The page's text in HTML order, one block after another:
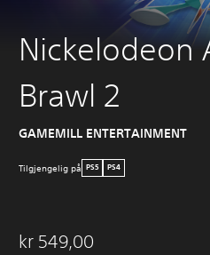
Nickelodeon
Brawl 2
GAMEMILL ENTERTAINMENT
Tilgjengelig på PS5 PS4
kr 549,00